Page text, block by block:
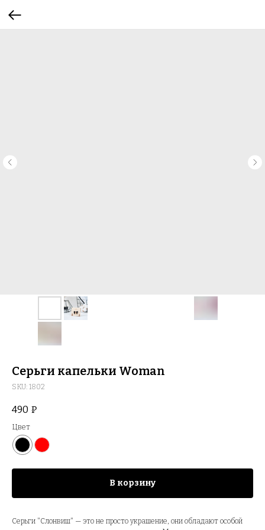
Серьги капельки Woman
SKU: 1802
490 ₽
Цвет
В корзину
Серьги "Слонвиш" — это не просто украшение, они обладают особой